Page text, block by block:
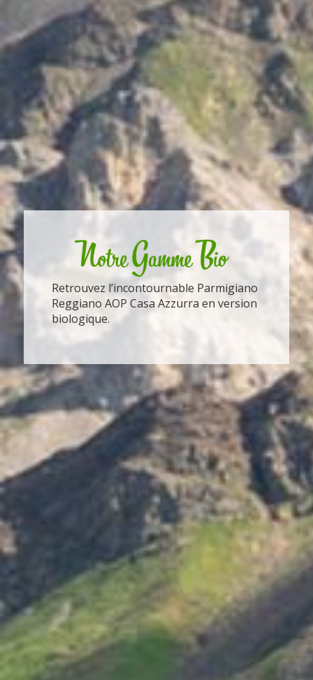
Retrouvez l’incontournable Parmigiano
Reggiano AOP Casa Azzurra en version
biologique.